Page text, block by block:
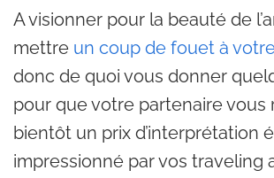
A visionner pour la beauté de
mettre un coup de fouet à
donc de quoi vous donner
pour que votre partenaire vous
bientôt un prix d’interprétation
impressionné par vos traveling